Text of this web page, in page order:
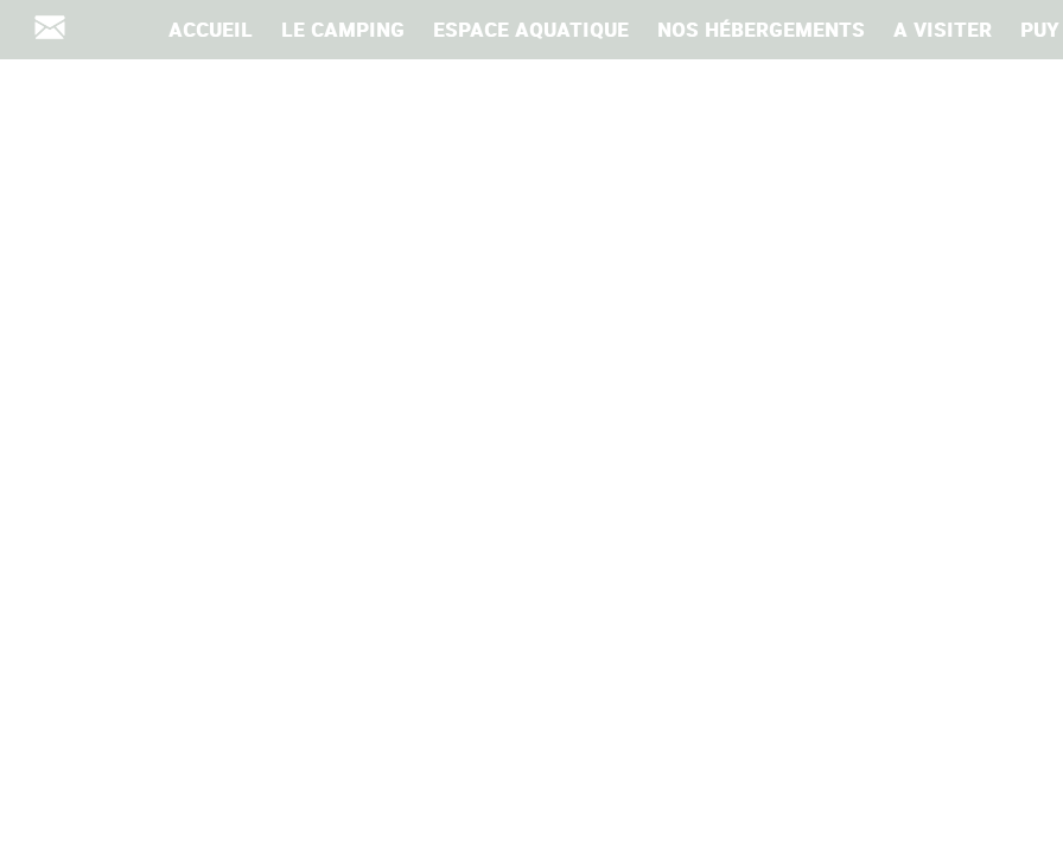
ACCUEIL LE CAMPING ESPACE AQUATIQUE NOS HÉBERGEMENTS A VISITER